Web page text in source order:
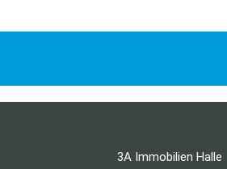
3A Immobilien Halle